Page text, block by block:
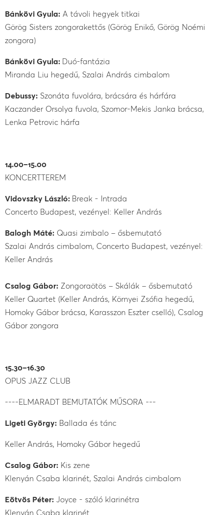
Bánkövi Gyula: A távoli hegyek titkai
Görög Sisters zongorakettős (Görög Enikő, Görög Noémi
zongora)
Bánkövi Gyula: Duó-fantázia
Miranda Liu hegedű, Szalai András cimbalom
Debussy: Szonáta fuvolára, brácsára és hárfára
Kaczander Orsolya fuvola, Szomor-Mekis Janka brácsa,
Lenka Petrovic hárfa
14.00–15.00
KONCERTTEREM
Vidovszky László: Break - Intrada
Concerto Budapest, vezényel: Keller András
Balogh Máté: Quasi zimbalo – ősbemutató
Szalai András cimbalom, Concerto Budapest, vezényel:
Keller András
Csalog Gábor: Zongoraötös – Skálák – ősbemutató
Keller Quartet (Keller András, Környei Zsófia hegedű,
Homoky Gábor brácsa, Karasszon Eszter cselló), Csalog
Gábor zongora
15.30–16.30
OPUS JAZZ CLUB
----ELMARADT BEMUTATÓK MŰSORA ---
Ligeti György: Ballada és tánc
Keller András, Homoky Gábor hegedű
Csalog Gábor: Kis zene
Klenyán Csaba klarinét, Szalai András cimbalom
Eötvös Péter: Joyce - szóló klarinétra
Klenyán Csaba klarinét